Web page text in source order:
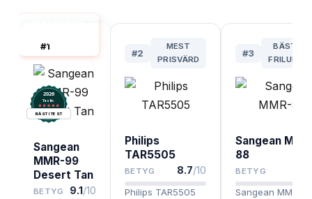
TEST
#1
2026
Testix.
BÄST I TEST
Sangean
MMR-99
Desert Tan
BETYG 9.1/10
#2
MEST
PRISVÄRD
Philips
TAR5505
BETYG 8.7/10
Philips TAR5505
#3
BÄST
Sangean
88
BETYG
Sangean MMR-